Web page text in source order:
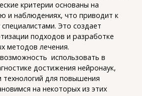
критерии основаны на
и наблюдениях, что приводит к
Это создает
подходов и разработке
методов лечения.
использовать в
достижения нейронаук,
технологий для повышения
на некоторых из этих